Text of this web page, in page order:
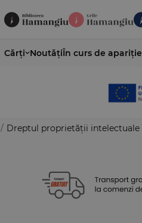
Cărți NoutățiÎn curs de apariție
/ Dreptul proprietății intelectuale